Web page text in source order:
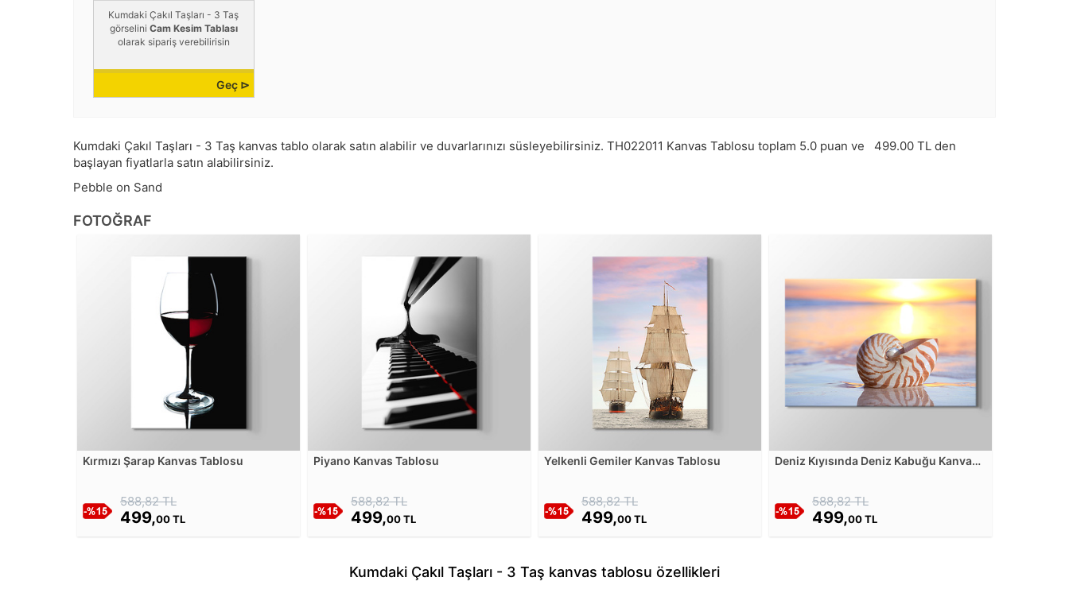
Kumdaki Çakıl Taşları - 3 Taş
görselini Cam Kesim Tablası
olarak sipariş verebilirisin
Geç ⊳
Kumdaki Çakıl Taşları - 3 Taş kanvas tablo olarak satın alabilir ve duvarlarınızı süsleyebilirsiniz. TH022011 Kanvas Tablosu toplam 5.0 puan ve 499.00 TL den
başlayan fiyatlarla satın alabilirsiniz.
Pebble on Sand
FOTOĞRAF
Kırmızı Şarap Kanvas Tablosu
588,82 TL
499,00 TL
Piyano Kanvas Tablosu
588,82 TL
499,00 TL
Yelkenli Gemiler Kanvas Tablosu
588,82 TL
499,00 TL
Deniz Kıyısında Deniz Kabuğu Kanvas
588,82 TL
499,00 TL
Kumdaki Çakıl Taşları - 3 Taş kanvas tablosu özellikleri